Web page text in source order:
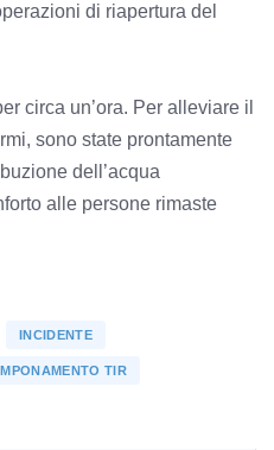
di riapertura del
circa un’ora. Per alleviare il
sono state prontamente
dell’acqua
alle persone rimaste
INCIDENTE
TIR